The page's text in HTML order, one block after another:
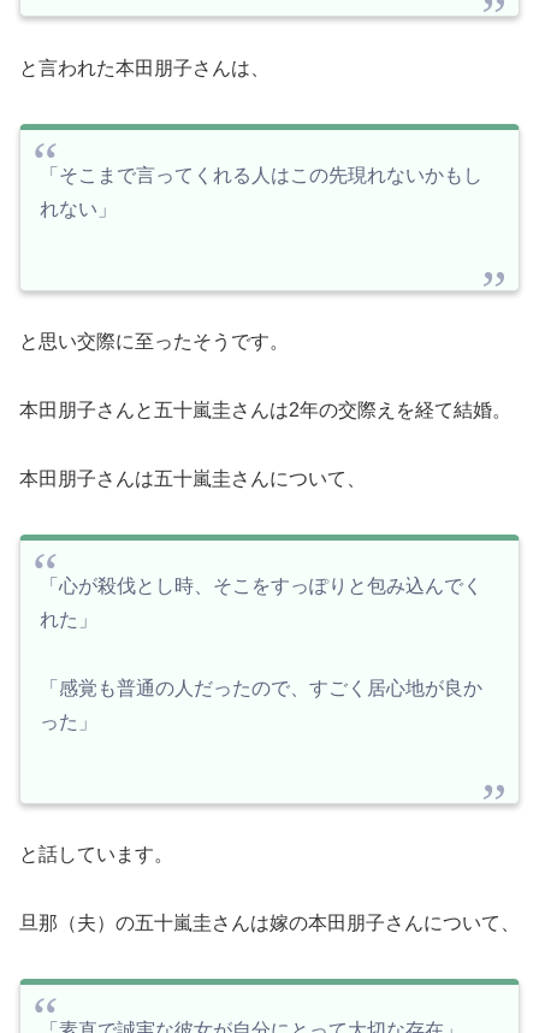
と言われた本田朋子さんは、
「そこまで言ってくれる人はこの先現れないかもし
れない」
と思い交際に至ったそうです。
本田朋子さんと五十嵐圭さんは2年の交際えを経て結婚。
本田朋子さんは五十嵐圭さんについて、
「心が殺伐とし時、そこをすっぽりと包み込んでく
れた」
「感覚も普通の人だったので、すごく居心地が良か
った」
と話しています。
旦那（夫）の五十嵐圭さんは嫁の本田朋子さんについて、